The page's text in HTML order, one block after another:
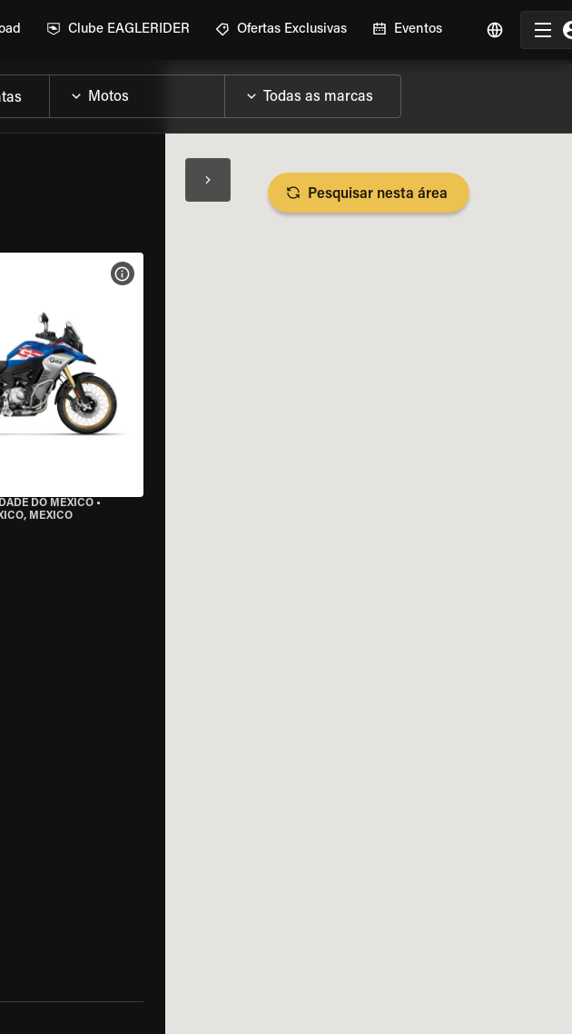
Clube EAGLERIDER Ofertas Exclusivas Eventos
MOTO
DO MÉXICO•
MEXICO
VER ESPECIFICAÇÕES DA MOTO
MOTO
Pesquisar nesta área